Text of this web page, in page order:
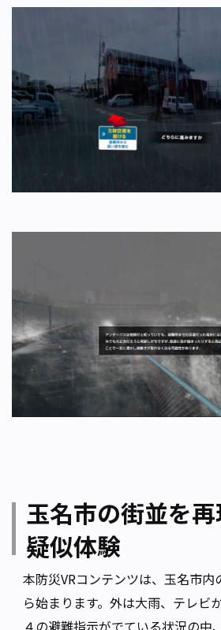
玉名市の街並を
疑似体験
本防災VRコンテンツは、玉名市
ら始まります。外は大雨、テレビ
４の避難指示がでている状況の中